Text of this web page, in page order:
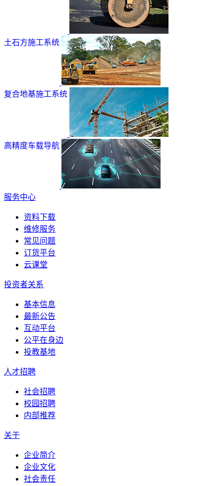
土石方施工系统
复合地基施工系统
高精度车载导航
服务中心
资料下载
维修服务
常见问题
订货平台
云课堂
投资者关系
基本信息
最新公告
互动平台
公平在身边
投教基地
人才招聘
社会招聘
校园招聘
内部推荐
关于
企业简介
企业文化
社会责任